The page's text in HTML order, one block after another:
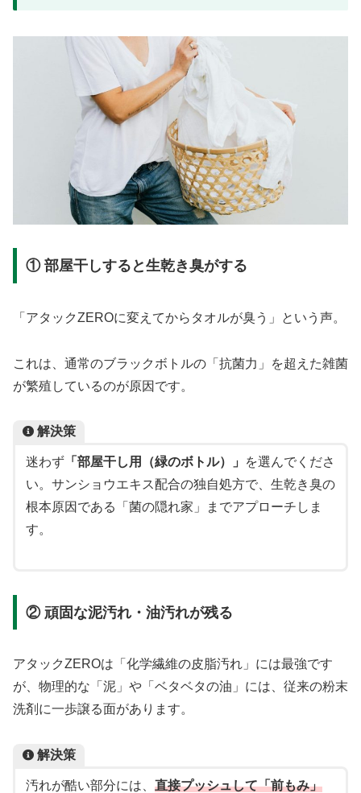
① 部屋干しすると生乾き臭がする
「アタックZEROに変えてからタオルが臭う」という声。
これは、通常のブラックボトルの「抗菌力」を超えた雑菌
が繁殖しているのが原因です。
解決策
迷わず「部屋干し用（緑のボトル）」
を選んでくださ
い。サンショウエキス配合の独自処方で、生乾き臭の
根本原因である「菌の隠れ家」までアプローチしま
す。
② 頑固な泥汚れ・油汚れが残る
アタックZEROは「化学繊維の皮脂汚れ」には最強です
が、物理的な「泥」や「ベタベタの油」には、従来の粉末
洗剤に一歩譲る面があります。
解決策
汚れが酷い部分には、 直接プッシュして「前もみ」